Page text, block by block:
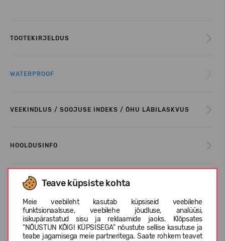
Teave küpsiste kohta
Meie veebileht kasutab küpsiseid veebilehe
funktsionaalsuse, veebilehe jõudluse, analüüsi,
isikupärastatud sisu ja reklaamide jaoks. Klõpsates
"NÕUSTUN KÕIGI KÜPSISEGA" nõustute sellise kasutuse ja
teabe jagamisega meie partneritega. Saate rohkem teavet
TOOTEKIRJELDUS
WATERPROOF
VEEKINDLUS / SOOJUSE INDEKS / ÕHU LÄBILASKVUS
HOOLDUSINFO
SUURUSTE TABEL
INFORMATSIOON KOHTA REIMA